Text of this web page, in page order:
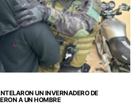
UN INVERNADERO DE
A UN HOMBRE